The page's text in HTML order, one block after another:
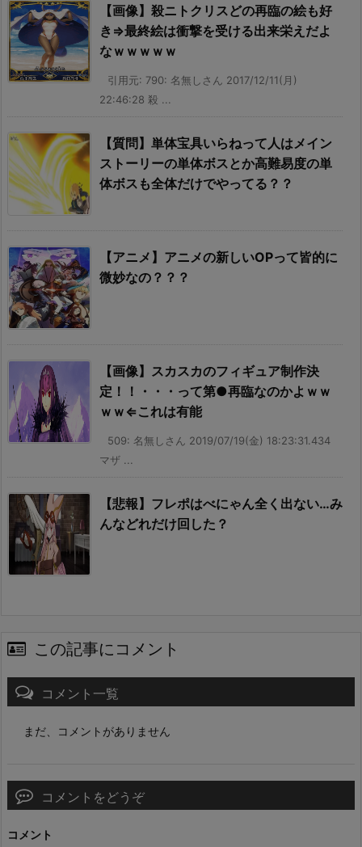
【画像】殺ニトクリスどの再臨の絵も好
き⇒最終絵は衝撃を受ける出来栄えだよ
なｗｗｗｗｗ
引用元: 790: 名無しさん 2017/12/11(月)
22:46:28 殺 ...
【質問】単体宝具いらねって人はメイン
ストーリーの単体ボスとか高難易度の単
体ボスも全体だけでやってる？？
【アニメ】アニメの新しいOPって皆的に
微妙なの？？？
【画像】スカスカのフィギュア制作決
定！！・・・って第●再臨なのかよｗｗ
ｗｗ⇐これは有能
509: 名無しさん 2019/07/19(金) 18:23:31.434
マザ ...
【悲報】フレポはべにゃん全く出ない…み
んなどれだけ回した？
この記事にコメント
コメント一覧
まだ、コメントがありません
コメントをどうぞ
コメント